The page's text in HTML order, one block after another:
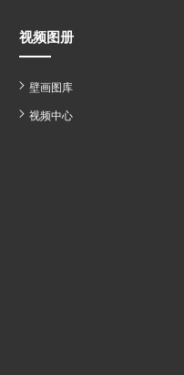
视频图册
壁画图库
视频中心